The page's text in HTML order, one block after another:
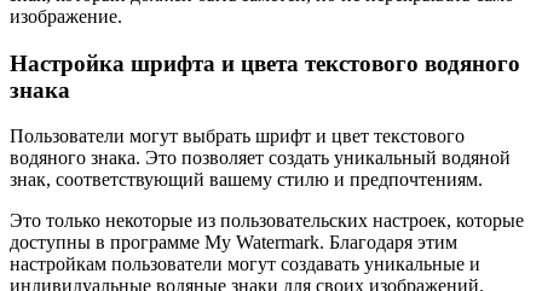
изображение.
Настройка шрифта и цвета текстового водяного
знака
Пользователи могут выбрать шрифт и цвет текстового
водяного знака. Это позволяет создать уникальный водяной
знак, соответствующий вашему стилю и предпочтениям.
Это только некоторые из пользовательских настроек, которые
доступны в программе My Watermark. Благодаря этим
настройкам пользователи могут создавать уникальные и
индивидуальные водяные знаки для своих изображений.